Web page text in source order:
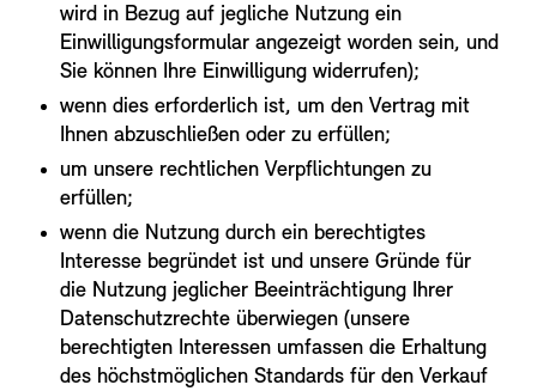
wird in Bezug auf jegliche Nutzung ein
Einwilligungsformular angezeigt worden sein, und
Sie können Ihre Einwilligung widerrufen);
wenn dies erforderlich ist, um den Vertrag mit
Ihnen abzuschließen oder zu erfüllen;
um unsere rechtlichen Verpflichtungen zu
erfüllen;
wenn die Nutzung durch ein berechtigtes
Interesse begründet ist und unsere Gründe für
die Nutzung jeglicher Beeinträchtigung Ihrer
Datenschutzrechte überwiegen (unsere
berechtigten Interessen umfassen die Erhaltung
des höchstmöglichen Standards für den Verkauf